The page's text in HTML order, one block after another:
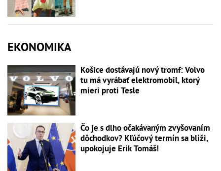
EKONOMIKA
Košice dostávajú nový tromf: Volvo
tu má vyrábať elektromobil, ktorý
mieri proti Tesle
Čo je s dlho očakávaným zvyšovaním
dôchodkov? Kľúčový termín sa blíži,
upokojuje Erik Tomáš!